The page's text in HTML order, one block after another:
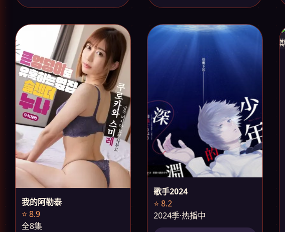
我的阿勒泰
⭐ 8.9
全8集
歌手2024
⭐ 8.2
2024季·热播中